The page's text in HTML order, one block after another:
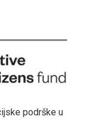
podrške u